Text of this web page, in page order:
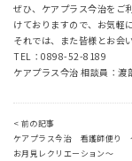
ぜひ、ケアプラス今治をご
けておりますので、お気軽
それでは、また皆様とお会
TEL：0898-52-8189
ケアプラス今治 相談員：渡
< 前の記事
ケアプラス今治 看護師便り
お月見レクリエーション～